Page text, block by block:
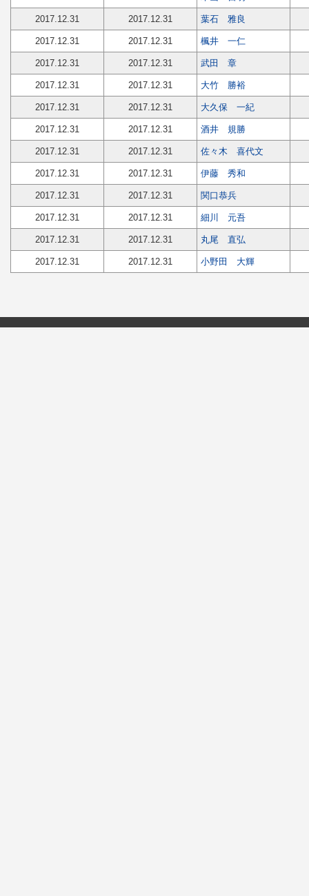
2017.12.31 2017.12.31 葉石 雅良
2017.12.31 2017.12.31 楓井 一仁
2017.12.31 2017.12.31 武田 章
2017.12.31 2017.12.31 大竹 勝裕
2017.12.31 2017.12.31 大久保 一紀
2017.12.31 2017.12.31 酒井 規勝
2017.12.31 2017.12.31 佐々木 喜代文
2017.12.31 2017.12.31 伊藤 秀和
2017.12.31 2017.12.31 関口恭兵
2017.12.31 2017.12.31 細川 元吾
2017.12.31 2017.12.31 丸尾 直弘
2017.12.31 2017.12.31 小野田 大輝